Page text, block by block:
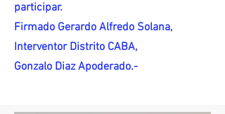
participar.
Firmado Gerardo Alfredo Solana,
Interventor Distrito CABA,
Gonzalo Diaz Apoderado.-